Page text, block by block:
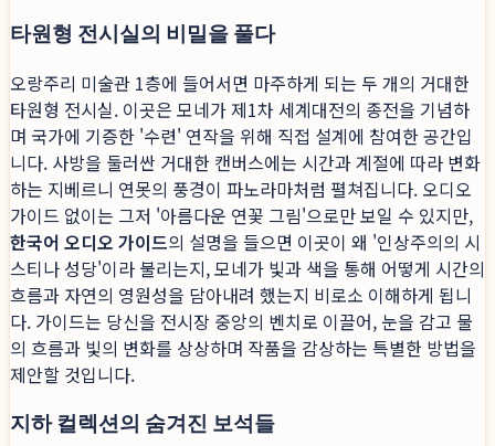
타원형 전시실의 비밀을 풀다
오랑주리 미술관 1층에 들어서면 마주하게 되는 두 개의 거대한
타원형 전시실. 이곳은 모네가 제1차 세계대전의 종전을 기념하
며 국가에 기증한 '수련' 연작을 위해 직접 설계에 참여한 공간입
니다. 사방을 둘러싼 거대한 캔버스에는 시간과 계절에 따라 변화
하는 지베르니 연못의 풍경이 파노라마처럼 펼쳐집니다. 오디오
가이드 없이는 그저 '아름다운 연꽃 그림'으로만 보일 수 있지만,
한국어 오디오 가이드의 설명을 들으면 이곳이 왜 '인상주의의 시
스티나 성당'이라 불리는지, 모네가 빛과 색을 통해 어떻게 시간의
흐름과 자연의 영원성을 담아내려 했는지 비로소 이해하게 됩니
다. 가이드는 당신을 전시장 중앙의 벤치로 이끌어, 눈을 감고 물
의 흐름과 빛의 변화를 상상하며 작품을 감상하는 특별한 방법을
제안할 것입니다.
지하 컬렉션의 숨겨진 보석들